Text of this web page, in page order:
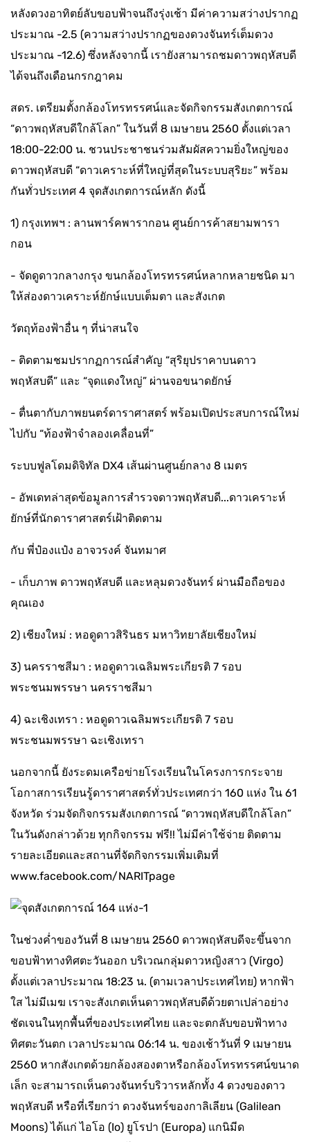
หลังดวงอาทิตย์ลับขอบฟ้าจนถึงรุ่งเช้า มีค่าความสว่างปรากฏ
ประมาณ -2.5 (ความสว่างปรากฏของดวงจันทร์เต็มดวง
ประมาณ -12.6) ซึ่งหลังจากนี้ เรายังสามารถชมดาวพฤหัสบดี
ได้จนถึงเดือนกรกฎาคม
สดร. เตรียมตั้งกล้องโทรทรรศน์และจัดกิจกรรมสังเกตการณ์
“ดาวพฤหัสบดีใกล้โลก” ในวันที่ 8 เมษายน 2560 ตั้งแต่เวลา
18:00-22:00 น. ชวนประชาชนร่วมสัมผัสความยิ่งใหญ่ของ
ดาวพฤหัสบดี “ดาวเคราะห์ที่ใหญ่ที่สุดในระบบสุริยะ” พร้อม
กันทั่วประเทศ 4 จุดสังเกตการณ์หลัก ดังนี้
1) กรุงเทพฯ : ลานพาร์คพารากอน ศูนย์การค้าสยามพารา
กอน
- จัดดูดาวกลางกรุง ขนกล้องโทรทรรศน์หลากหลายชนิด มา
ให้ส่องดาวเคราะห์ยักษ์แบบเต็มตา และสังเกต
วัตถุท้องฟ้าอื่น ๆ ที่น่าสนใจ
- ติดตามชมปรากฏการณ์สำคัญ “สุริยุปราคาบนดาว
พฤหัสบดี” และ “จุดแดงใหญ่” ผ่านจอขนาดยักษ์
- ตื่นตากับภาพยนตร์ดาราศาสตร์ พร้อมเปิดประสบการณ์ใหม่
ไปกับ “ท้องฟ้าจำลองเคลื่อนที่”
ระบบฟูลโดมดิจิทัล DX4 เส้นผ่านศูนย์กลาง 8 เมตร
- อัพเดทล่าสุดข้อมูลการสำรวจดาวพฤหัสบดี...ดาวเคราะห์
ยักษ์ที่นักดาราศาสตร์เฝ้าติดตาม
กับ พี่ป๋องแป๋ง อาจวรงค์ จันทมาศ
- เก็บภาพ ดาวพฤหัสบดี และหลุมดวงจันทร์ ผ่านมือถือของ
คุณเอง
2) เชียงใหม่ : หอดูดาวสิรินธร มหาวิทยาลัยเชียงใหม่
3) นครราชสีมา : หอดูดาวเฉลิมพระเกียรติ 7 รอบ
พระชนมพรรษา นครราชสีมา
4) ฉะเชิงเทรา : หอดูดาวเฉลิมพระเกียรติ 7 รอบ
พระชนมพรรษา ฉะเชิงเทรา
นอกจากนี้ ยังระดมเครือข่ายโรงเรียนในโครงการกระจาย
โอกาสการเรียนรู้ดาราศาสตร์ทั่วประเทศกว่า 160 แห่ง ใน 61
จังหวัด ร่วมจัดกิจกรรมสังเกตการณ์ “ดาวพฤหัสบดีใกล้โลก”
ในวันดังกล่าวด้วย ทุกกิจกรรม ฟรี!! ไม่มีค่าใช้จ่าย ติดตาม
รายละเอียดและสถานที่จัดกิจกรรมเพิ่มเติมที่
www.facebook.com/NARITpage
ในช่วงค่ำของวันที่ 8 เมษายน 2560 ดาวพฤหัสบดีจะขึ้นจาก
ขอบฟ้าทางทิศตะวันออก บริเวณกลุ่มดาวหญิงสาว (Virgo)
ตั้งแต่เวลาประมาณ 18:23 น. (ตามเวลาประเทศไทย) หากฟ้า
ใส ไม่มีเมฆ เราจะสังเกตเห็นดาวพฤหัสบดีด้วยตาเปล่าอย่าง
ชัดเจนในทุกพื้นที่ของประเทศไทย และจะตกลับขอบฟ้าทาง
ทิศตะวันตก เวลาประมาณ 06:14 น. ของเช้าวันที่ 9 เมษายน
2560 หากสังเกตด้วยกล้องสองตาหรือกล้องโทรทรรศน์ขนาด
เล็ก จะสามารถเห็นดวงจันทร์บริวารหลักทั้ง 4 ดวงของดาว
พฤหัสบดี หรือที่เรียกว่า ดวงจันทร์ของกาลิเลียน (Galilean
Moons) ได้แก่ ไอโอ (Io) ยูโรปา (Europa) แกนิมีด